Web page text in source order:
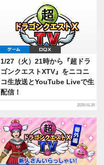
ゲーム
1/27（火）21時から『超ドラ
ゴンクエストXTV』をニコニ
コ生放送とYouTube Liveで生
配信！
2026.01.26